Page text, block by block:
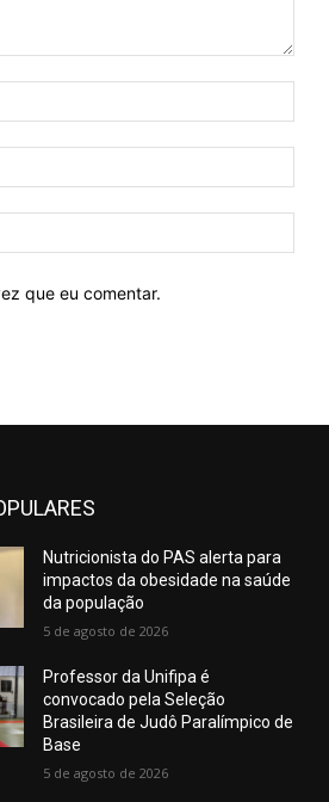
mail:*
que eu comentar.
Nutricionista do PAS alerta para
impactos da obesidade na saúde
da população
5 de agosto de 2026
Professor da Unifipa é
convocado pela Seleção
Brasileira de Judô Paralímpico de
Base
5 de agosto de 2026